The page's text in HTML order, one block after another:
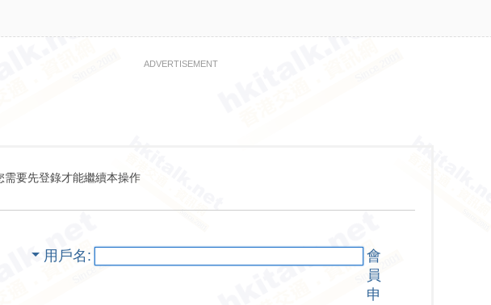
ADVERTISEMENT
需要先登錄才能繼續本操作
用戶名
會
員
申